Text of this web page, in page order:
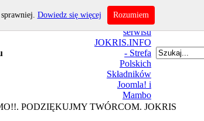
PODZIĘKUJMY TWÓRCOM. JOKRIS
Dowiedz się więcej Rozumiem